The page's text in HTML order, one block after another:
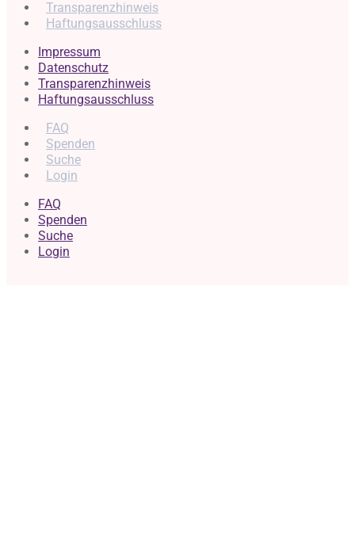
Transparenzhinweis
Haftungsausschluss
Impressum
Datenschutz
Transparenzhinweis
Haftungsausschluss
FAQ
Spenden
Suche
Login
FAQ
Spenden
Suche
Login